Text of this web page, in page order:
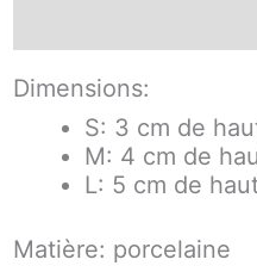
Dimensions:
S: 3 cm de
M: 4 cm de
L: 5 cm de
Matière: porcelaine